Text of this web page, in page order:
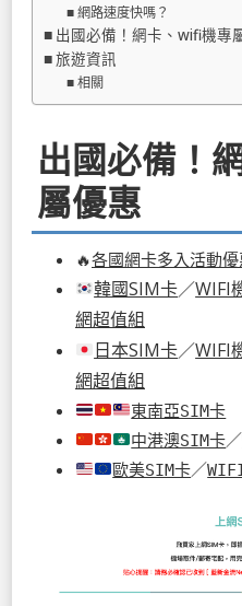
網路速度快嗎？
出國必備！網卡、wifi機專
旅遊資訊
相關
出國必備！
屬優惠
🔥各國網卡多入活動優
韓國SIM卡／WIFI
網超值組
日本SIM卡／WIFI
網超值組
東南亞SIM卡
中港澳SIM卡／
歐美SIM卡／